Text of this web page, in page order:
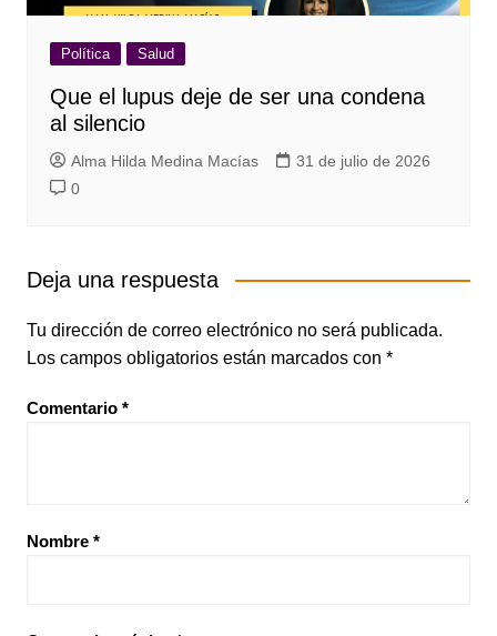
Política Salud
Que el lupus deje de ser una condena
al silencio
Alma Hilda Medina Macías
31 de julio de 2026
0
Deja una respuesta
Tu dirección de correo electrónico no será publicada.
Los campos obligatorios están marcados con *
Comentario *
Nombre *